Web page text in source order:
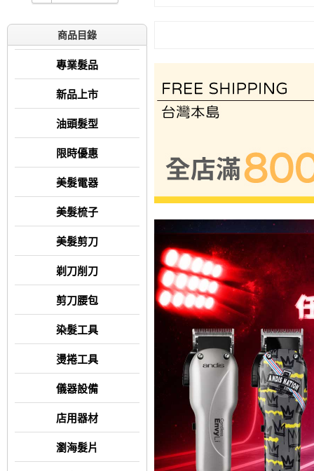
商品目錄
專業髮品
新品上市
油頭髮型
限時優惠
美髮電器
美髮梳子
美髮剪刀
剃刀削刀
剪刀腰包
染髮工具
燙捲工具
儀器設備
店用器材
瀏海髮片